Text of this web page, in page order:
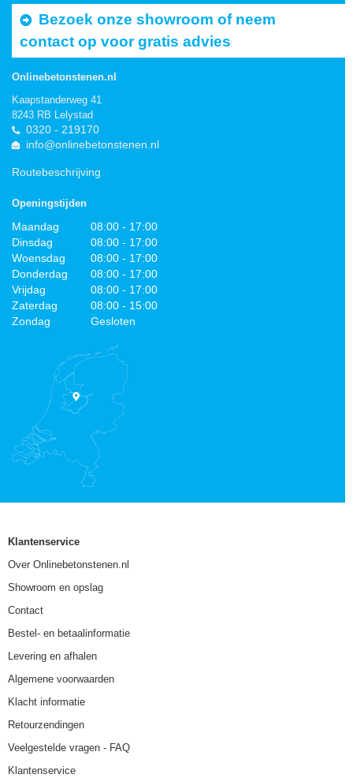
Bezoek onze showroom of neem
contact op voor gratis advies
Onlinebetonstenen.nl
Kaapstanderweg 41
8243 RB Lelystad
0320 - 219170
info@onlinebetonstenen.nl
Routebeschrijving
Openingstijden
Maandag
08:00 - 17:00
Dinsdag
08:00 - 17:00
Woensdag
08:00 - 17:00
Donderdag
08:00 - 17:00
Vrijdag
08:00 - 17:00
Zaterdag
08:00 - 15:00
Zondag
Gesloten
Klantenservice
Over Onlinebetonstenen.nl
Showroom en opslag
Contact
Bestel- en betaalinformatie
Levering en afhalen
Algemene voorwaarden
Klacht informatie
Retourzendingen
Veelgestelde vragen - FAQ
Klantenservice